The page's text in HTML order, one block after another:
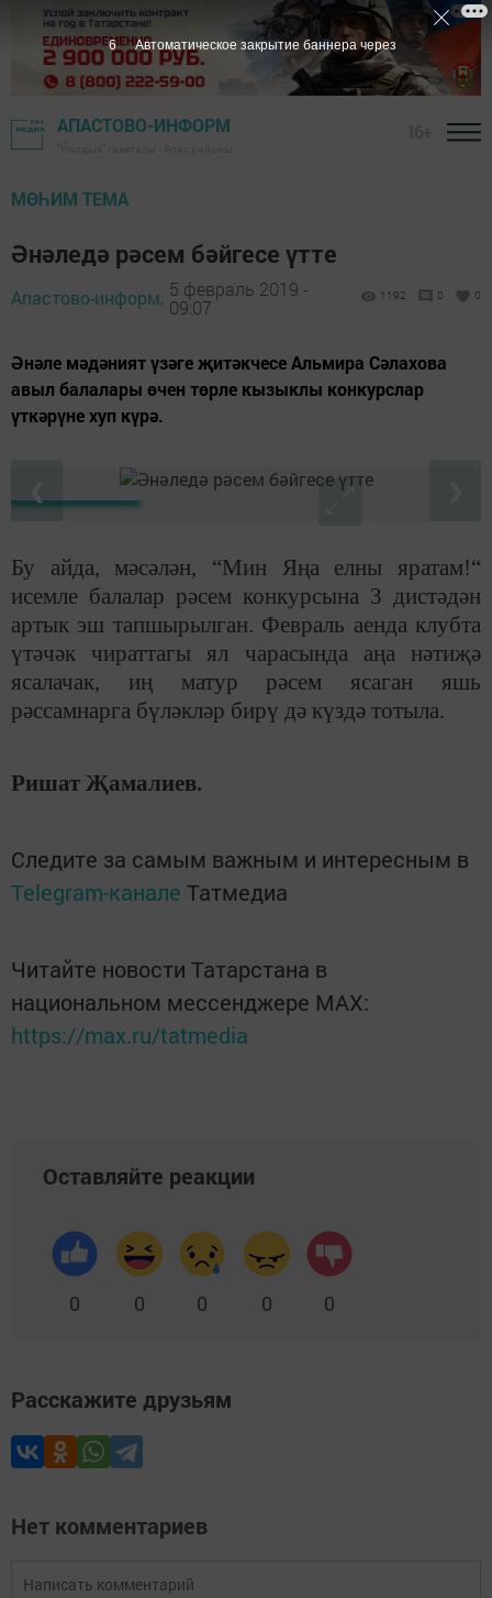
АПАСТОВО-ИНФОРМ
МӨҺИМ ТЕМА
Әнәледә рәсем бәйгесе үтте
Апастово-информ, 5 февраль 2019 -
09:07
1192 0 0
Әнәле мәдәният үзәге җитәкчесе Альмира Сәлахова
авыл балалары өчен төрле кызыклы конкурслар
үткәрүне хуп күрә.
Бу айда, мәсәлән, “Мин Яңа елны яратам!“
исемле балалар рәсем конкурсына 3 дистәдән
артык эш тапшырылган. Февраль аенда клубта
үтәчәк чираттагы ял чарасында аңа нәтиҗә
ясалачак, иң матур рәсем ясаган яшь
рәссамнарга бүләкләр бирү дә күздә тотыла.
Ришат Җамалиев.
Следите за самым важным и интересным в
Telegram-канале Татмедиа
Читайте новости Татарстана в
национальном мессенджере MАХ:
https://max.ru/tatmedia
Оставляйте реакции
0 0 0 0 0
Расскажите друзьям
Нет комментариев
5 Автоматическое закрытие баннера через